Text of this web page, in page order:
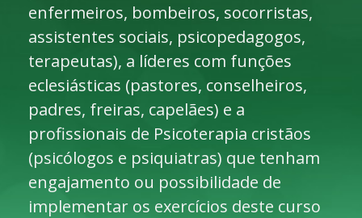
enfermeiros, bombeiros, socorristas,
assistentes sociais, psicopedagogos,
terapeutas), a líderes com funções
eclesiásticas (pastores, conselheiros,
padres, freiras, capelães) e a
profissionais de Psicoterapia cristãos
(psicólogos e psiquiatras) que tenham
engajamento ou possibilidade de
implementar os exercícios deste curso